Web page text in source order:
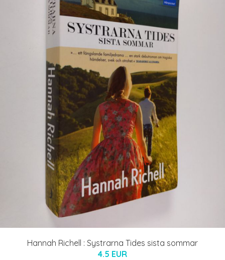
Hannah Richell : Systrarna Tides sista sommar
4.5 EUR